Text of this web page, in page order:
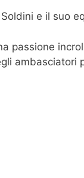
e il suo
passione
ambasciatori